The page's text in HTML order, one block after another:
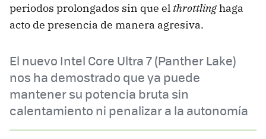
periodos prolongados sin que el throttlinghaga
acto de presencia de manera agresiva.
El nuevo Intel Core Ultra 7 (Panther Lake)
nos ha demostrado que ya puede
mantener su potencia bruta sin
calentamiento ni penalizar a la autonomía